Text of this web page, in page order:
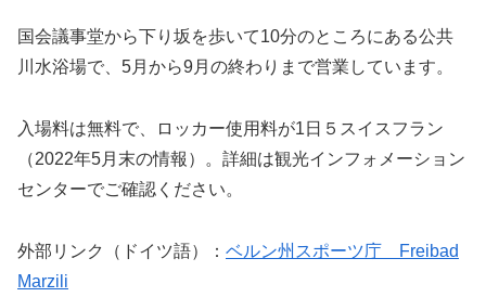
国会議事堂から下り坂を歩いて10分のところにある公共
川水浴場で、5月から9月の終わりまで営業しています。
入場料は無料で、ロッカー使用料が1日５スイスフラン
（2022年5月末の情報）。詳細は観光インフォメーション
センターでご確認ください。
外部リンク（ドイツ語）： ベルン州スポーツ庁 Freibad
Marzili